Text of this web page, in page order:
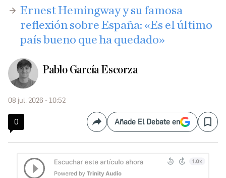
​Ernest Hemingway y su famosa
reflexión sobre España: «Es el último
país bueno que ha quedado»
Pablo García Escorza
08 jul. 2026 - 10:52
0 CompartirAñade El Debate en Save